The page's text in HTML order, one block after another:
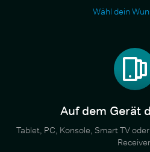
Wähl dein
Auf dem Gerät
Tablet, PC, Konsole, Smart TV